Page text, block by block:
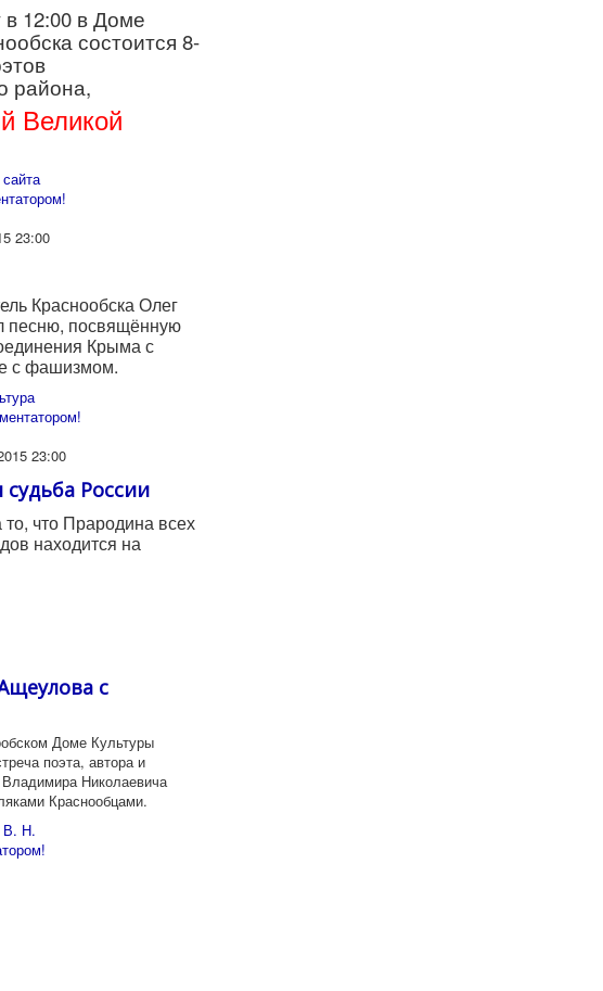
в 12:00 в Доме
состоится 8-
района,
Великой
23:00
Краснообска Олег
песню, посвящённую
Крыма с
с фашизмом.
23:00
России
что Прародина всех
находится на
с
Доме Культуры
поэта, автора и
Николаевича
Краснообцами.
В. Н.